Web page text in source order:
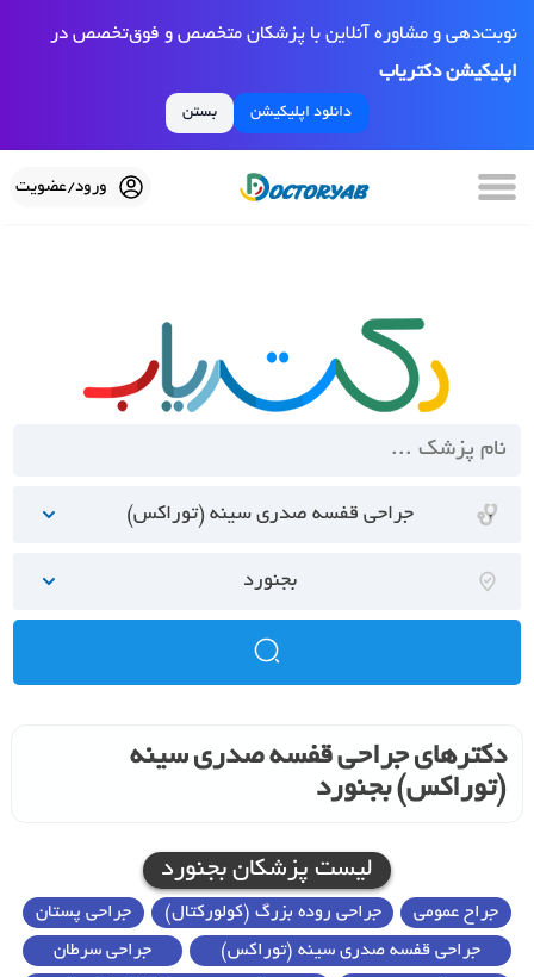
نوبت‌دهی و مشاوره آنلاین با پزشکان متخصص و فوق‌تخصص در
اپلیکیشن دکتریاب
دانلود اپلیکیشن بستن
ورود/عضویت
جراحی قفسه صدری سینه (توراکس)
بجنورد
دکترهای جراحی قفسه صدری سینه
(توراکس) بجنورد
لیست پزشکان بجنورد
جراح عمومی جراحی روده بزرگ (کولورکتال)
جراحی پستان
جراحی قفسه صدری سینه (توراکس)
جراحی سرطان